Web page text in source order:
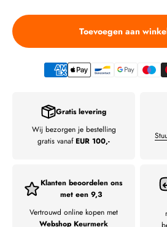
Toevoegen aan
Gratis levering
Wij bezorgen je bestelling
gratis vanafEUR 100,-
Klanten beoordelen ons
met een 9,3
Vertrouwd online kopen met
Webshop Keurmerk